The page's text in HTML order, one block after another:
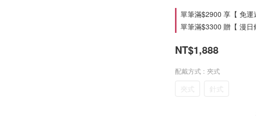
單筆滿$2900 享【 免
單筆滿$3300 贈【 漫
NT$1,888
配戴方式 : 夾式
夾式 針式